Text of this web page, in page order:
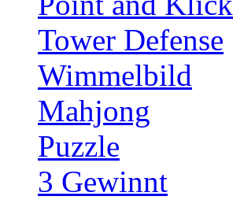
Tower Defense
Wimmelbild
Mahjong
Puzzle
3 Gewinnt